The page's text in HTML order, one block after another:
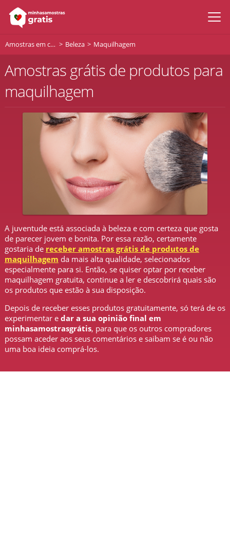
Amostras em casa Beleza Maquilhagem
Amostras grátis de produtos para
maquilhagem
A juventude está associada à beleza e com certeza que gosta
de parecer jovem e bonita. Por essa razão, certamente
gostaria de receber amostras grátis de produtos de
maquilhagem da mais alta qualidade, selecionados
especialmente para si. Então, se quiser optar por receber
maquilhagem gratuita, continue a ler e descobrirá quais são
os produtos que estão à sua disposição.
Depois de receber esses produtos gratuitamente, só terá de os
experimentar e dar a sua opinião final em
minhasamostrasgrátis, para que os outros compradores
possam aceder aos seus comentários e saibam se é ou não
uma boa ideia comprá-los.